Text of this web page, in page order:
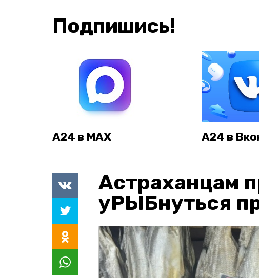
Подпишись!
А24 в MAX А24 в
Астраханцам
уРЫБнуться